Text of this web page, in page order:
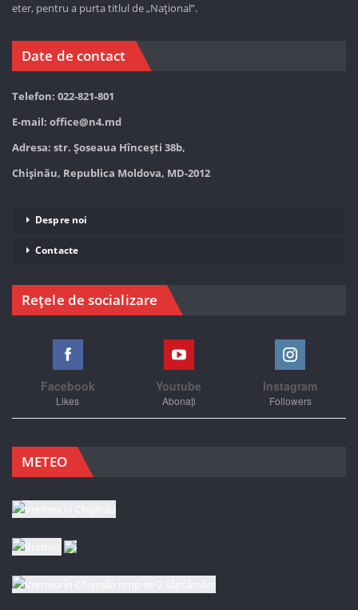
eter, pentru a purta titlul de „Național”.
Date de contact
Telefon: 022-821-801
E-mail: office@n4.md
Adresa: str. Șoseaua Hînceşti 38b,
Chișinău, Republica Moldova, MD-2012
Despre noi
Contacte
Rețele de socializare
Facebook
Likes
Youtube
Abonați
Instagram
Followers
METEO